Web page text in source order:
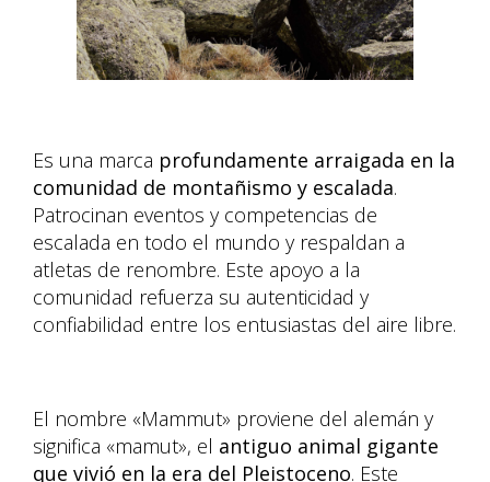
Es una marca profundamente arraigada en la
comunidad de montañismo y escalada.
Patrocinan eventos y competencias de
escalada en todo el mundo y respaldan a
atletas de renombre. Este apoyo a la
comunidad refuerza su autenticidad y
confiabilidad entre los entusiastas del aire libre.
El nombre «Mammut» proviene del alemán y
significa «mamut», el antiguo animal gigante
que vivió en la era del Pleistoceno. Este